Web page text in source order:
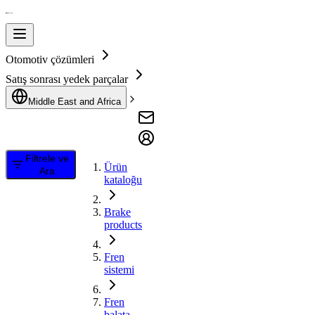
Otomotiv çözümleri
Satış sonrası yedek parçalar
Middle East and Africa
Filtrele ve
Ara
Ürün
kataloğu
Brake
products
Fren
sistemi
Fren